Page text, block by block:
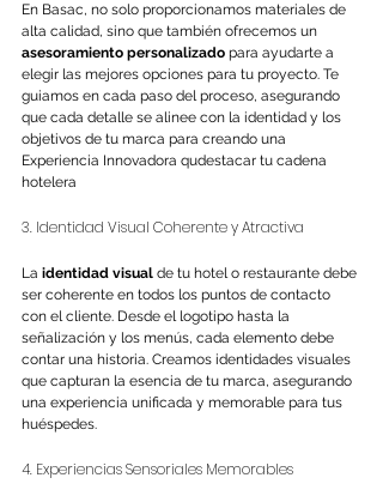
En Basac, no solo proporcionamos materiales de
alta calidad, sino que también ofrecemos un
asesoramiento personalizado para ayudarte a
elegir las mejores opciones para tu proyecto. Te
guiamos en cada paso del proceso, asegurando
que cada detalle se alinee con la identidad y los
objetivos de tu marca para creando una
Experiencia Innovadora qudestacar tu cadena
hotelera
3. Identidad Visual Coherente y Atractiva
La identidad visual de tu hotel o restaurante debe
ser coherente en todos los puntos de contacto
con el cliente. Desde el logotipo hasta la
señalización y los menús, cada elemento debe
contar una historia. Creamos identidades visuales
que capturan la esencia de tu marca, asegurando
una experiencia unificada y memorable para tus
huéspedes.
4. Experiencias Sensoriales Memorables